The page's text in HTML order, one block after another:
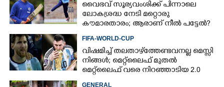
വൈഭവ് സൂര്യവംശിക്ക് പിന്നാലെ
ലോകശ്രദ്ധ നേടി മറ്റൊരു
കൗമാരതാരം; ആരാണ് നീൽ പട്ടേൽ?
FIFA-WORLD-CUP
വിഷമിച്ച് തലതാഴ്‌ത്തേണ്ടവനല്ല മെസ്സി
നിങ്ങള്‍; മെറ്റ്‌ലൈഫ് മുതല്‍
മെറ്റ്‌ലൈഫ് വരെ നിറഞ്ഞാടിയ 2.0
GENERAL